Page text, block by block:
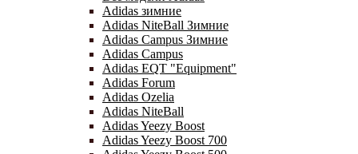
Adidas зимние
Adidas NiteBall Зимние
Adidas Campus Зимние
Adidas Campus
Adidas EQT "Equipment"
Adidas Forum
Adidas Ozelia
Adidas NiteBall
Adidas Yeezy Boost
Adidas Yeezy Boost 700